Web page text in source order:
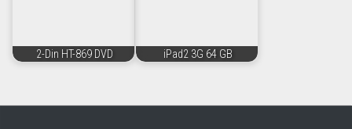
2-Din HT-869 DVD iPad2 3G 64 GB